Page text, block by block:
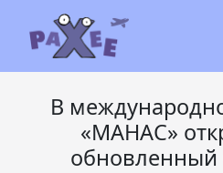
В
«МАНАС»
обновленный